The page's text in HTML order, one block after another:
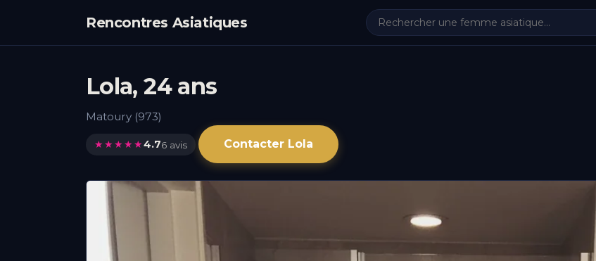
Rencontres Asiatiques
Lola, 24 ans
Matoury (973)
★★★★★4.76 avis Contacter Lola